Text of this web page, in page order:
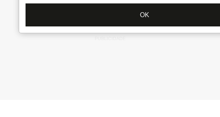
OK